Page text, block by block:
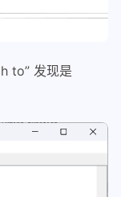
to” 发现是